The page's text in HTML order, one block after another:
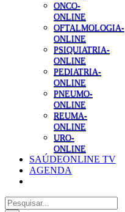
ONCO-
ONLINE
OFTALMOLOGIA-
ONLINE
PSIQUIATRIA-
ONLINE
PEDIATRIA-
ONLINE
PNEUMO-
ONLINE
REUMA-
ONLINE
URO-
ONLINE
SAÚDEONLINE TV
AGENDA
Pesquisar